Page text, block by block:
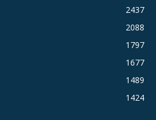
2437
2088
1797
1677
1489
1424